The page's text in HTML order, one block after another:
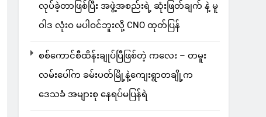
လုပ်ခဲ့တာဖြစ်ပြီး အဖွဲ့အစည်းရဲ့ ဆုံးဖြတ်ချက် နဲ့ မူ
ဝါဒ လုံးဝ မပါဝင်ဘူးလို့ CNO ထုတ်ပြန်
စစ်ကောင်စီထိန်းချုပ်ပြီဖြစ်တဲ့ ကလေး – တမူး
လမ်းပေါ်က ခမ်းပတ်မြို့နဲ့ကျေးရွာတချို့က
ဒေသခံ အများစု နေရပ်မပြန်ရဲ